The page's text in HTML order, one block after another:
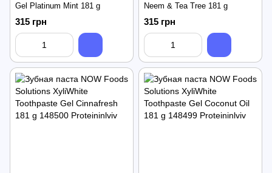
Gel Platinum Mint 181 g
315 грн
Neem & Tea Tree 181 g
315 грн